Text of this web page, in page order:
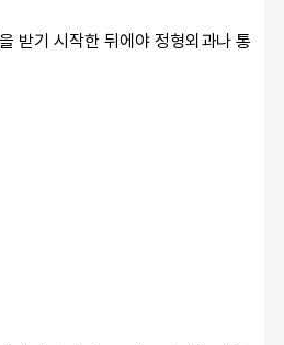
받기 시작한 뒤에야 정형외과나 통